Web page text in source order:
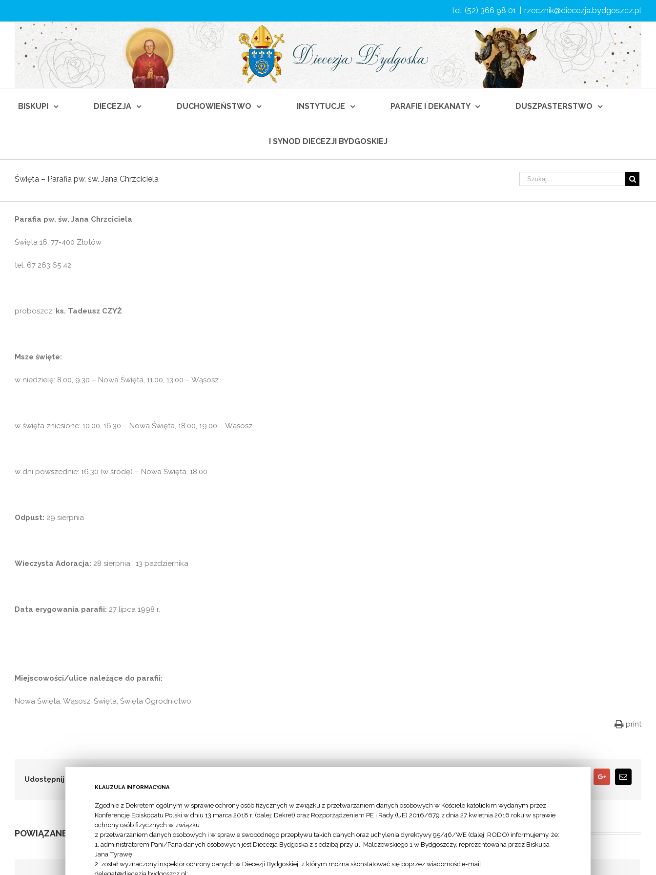
tel. (52) 366 98 01 rzecznik@diecezja.bydgoszcz.pl
BISKUPI DIECEZJA DUCHOWIEŃSTWO INSTYTUCJE PARAFIE I DEKANATY DUSZPASTERSTWO
I SYNOD DIECEZJI BYDGOSKIEJ
Święta – Parafia pw. św. Jana Chrzciciela
Parafia pw. św. Jana Chrzciciela
Święta 16, 77-400 Złotów
tel. 67 263 65 42
proboszcz: ks. Tadeusz CZYŻ
Msze święte:
w niedzielę: 8.00, 9.30 – Nowa Święta, 11.00, 13.00 – Wąsosz
w święta zniesione: 10.00, 16.30 – Nowa Święta, 18.00, 19.00 – Wąsosz
w dni powszednie: 16.30 (w środę) – Nowa Święta, 18.00
Odpust: 29 sierpnia
Wieczysta Adoracja: 28 sierpnia, 13 października
Data erygowania parafii: 27 lipca 1998 r.
Miejscowości/ulice należące do parafii:
Nowa Święta, Wąsosz, Święta, Święta Ogrodnictwo
print
Udostępnij to! TwitterGoogle+Email
POWIĄZANE POSTY
KLAUZULA INFORMACYJNA
Zgodnie z Dekretem ogólnym w sprawie ochrony osób fizycznych w związku z przetwarzaniem danych osobowych w Kościele katolickim wydanym przez
Konferencję Episkopatu Polski w dniu 13 marca 2018 r. (dalej: Dekret) oraz Rozporządzeniem PE i Rady (UE) 2016/679 z dnia 27 kwietnia 2016 roku w sprawie
ochrony osób fizycznych w związku
z przetwarzaniem danych osobowych i w sprawie swobodnego przepływu takich danych oraz uchylenia dyrektywy 95/46/WE (dalej: RODO) informujemy, że:
1. administratorem Pani/Pana danych osobowych jest Diecezja Bydgoska z siedzibą przy ul. Malczewskiego 1 w Bydgoszczy, reprezentowana przez Biskupa
Jana Tyrawę;
2. został wyznaczony inspektor ochrony danych w Diecezji Bydgoskiej, z którym można skonstatować się poprzez wiadomość e-mail: